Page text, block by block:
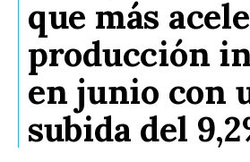
que más
producción
en junio con
subida del